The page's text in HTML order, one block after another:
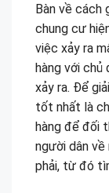
Bàn về cách
chung cư
việc xảy ra
hàng với chủ
xảy ra. Để
tốt nhất là
hàng để đối
người dân về
phải, từ đó